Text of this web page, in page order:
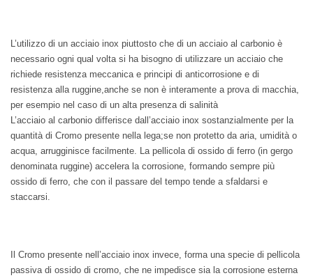
L’utilizzo di un acciaio inox piuttosto che di un acciaio al carbonio è
necessario ogni qual volta si ha bisogno di utilizzare un acciaio che
richiede resistenza meccanica e principi di anticorrosione e di
resistenza alla ruggine,anche se non è interamente a prova di macchia,
per esempio nel caso di un alta presenza di salinità
L’acciaio al carbonio differisce dall’acciaio inox sostanzialmente per la
quantità di Cromo presente nella lega;se non protetto da aria, umidità o
acqua, arrugginisce facilmente. La pellicola di ossido di ferro (in gergo
denominata ruggine) accelera la corrosione, formando sempre più
ossido di ferro, che con il passare del tempo tende a sfaldarsi e
staccarsi.
Il Cromo presente nell’acciaio inox invece, forma una specie di pellicola
passiva di ossido di cromo, che ne impedisce sia la corrosione esterna